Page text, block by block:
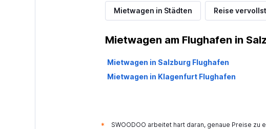
8,4
Sehr gut
3 Bewertungen
Avis
Mietwagen in Städten Reise
Mietwagen am Flughafen in
Mietwagen in Salzburg Flughafen
Mietwagen in Klagenfurt Flughafen
* SWOODOO arbeitet hart daran, genaue Preise zu